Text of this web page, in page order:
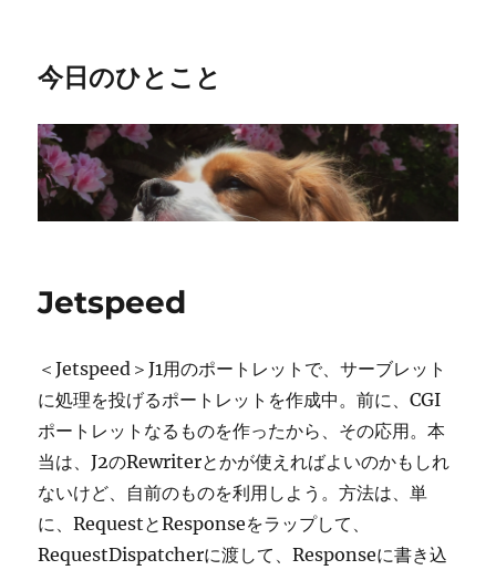
今日のひとこと
Jetspeed
＜Jetspeed＞J1用のポートレットで、サーブレット
に処理を投げるポートレットを作成中。前に、CGI
ポートレットなるものを作ったから、その応用。本
当は、J2のRewriterとかが使えればよいのかもしれ
ないけど、自前のものを利用しよう。方法は、単
に、RequestとResponseをラップして、
RequestDispatcherに渡して、Responseに書き込